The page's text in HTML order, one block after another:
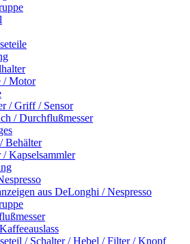
/ Motor
/ Griff / Sensor
/ Durchflußmesser
Behälter
/ Kapselsammler
aus DeLonghi / Nespresso
/ Schalter / Hebel / Filter / Knopf